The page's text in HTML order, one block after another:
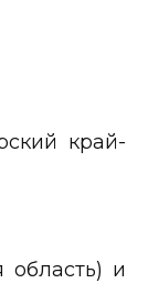
край-
область) и